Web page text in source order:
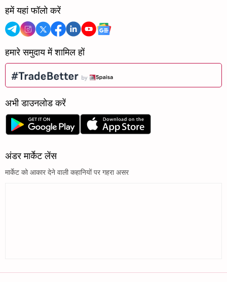
हमें यहां फॉलो करें
हमारे समुदाय में शामिल हों
अभी डाउनलोड करें
अंडर मार्केट लेंस
मार्केट को आकार देने वाली कहानियों पर गहरा असर